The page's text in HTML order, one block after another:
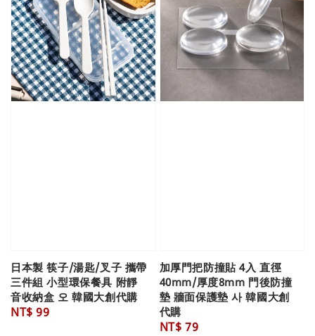
日本製 筷子/湯匙/叉子 攜帶
三件組 小型環保餐具 附靜
音收納盒 오 韓國大創代購
Regular
NT$ 99
加厚門把防撞貼 4入 直徑
40mm/厚度8mm 門後防撞
墊 牆面保護墊 사 韓國大創
代購
Regular
NT$ 79